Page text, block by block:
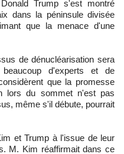
Trump s'est montré
dans la péninsule divisée
que la menace d'une
de dénucléarisation sera
d'experts et de
que la promesse
lors du sommet n'est pas
même s'il débute, pourrait
et Trump à l'issue de leur
M. Kim réaffirmait dans ce